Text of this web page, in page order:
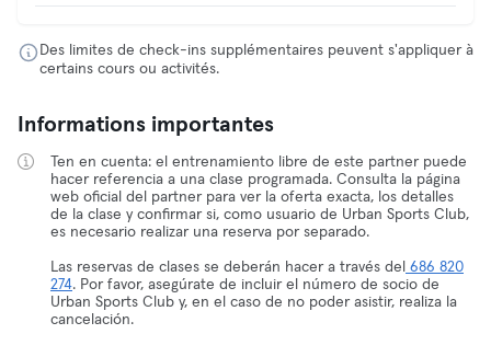
Des limites de check-ins supplémentaires peuvent s'appliquer à
certains cours ou activités.
Informations importantes
Ten en cuenta: el entrenamiento libre de este partner puede
hacer referencia a una clase programada. Consulta la página
web oficial del partner para ver la oferta exacta, los detalles
de la clase y confirmar si, como usuario de Urban Sports Club,
es necesario realizar una reserva por separado.
Las reservas de clases se deberán hacer a través del 686 820
274. Por favor, asegúrate de incluir el número de socio de
Urban Sports Club y, en el caso de no poder asistir, realiza la
cancelación.